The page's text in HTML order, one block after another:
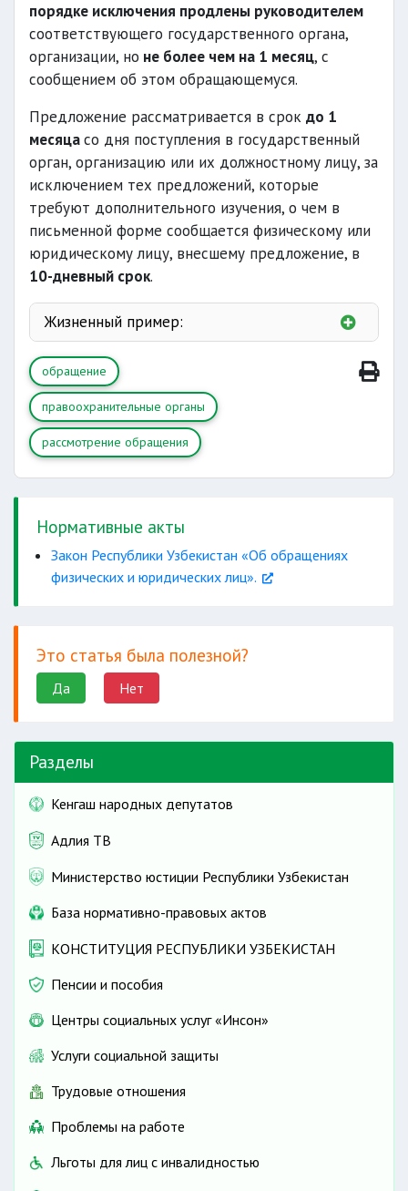
порядке исключения продлены руководителем
соответствующего государственного органа,
организации, но не более чем на 1 месяц, с
сообщением об этом обращающемуся.
Предложение рассматривается в срок до 1
месяцасо дня поступления в государственный
орган, организацию или их должностному лицу, за
исключением тех предложений, которые
требуют дополнительного изучения, о чем в
письменной форме сообщается физическому или
юридическому лицу, внесшему предложение, в
10-дневный срок.
Жизненный пример:
обращение
правоохранительные органы
рассмотрение обращения
Нормативные акты
Закон Республики Узбекистан «Об обращениях
физических и юридических лиц».
Это статья была полезной?
Да Нет
Разделы
Кенгаш народных депутатов
Адлия ТВ
Министерство юстиции Республики Узбекистан
База нормативно-правовых актов
КОНСТИТУЦИЯ РЕСПУБЛИКИ УЗБЕКИСТАН
Пенсии и пособия
Центры социальных услуг «Инсон»
Услуги социальной защиты
Трудовые отношения
Проблемы на работе
Льготы для лиц с инвалидностью